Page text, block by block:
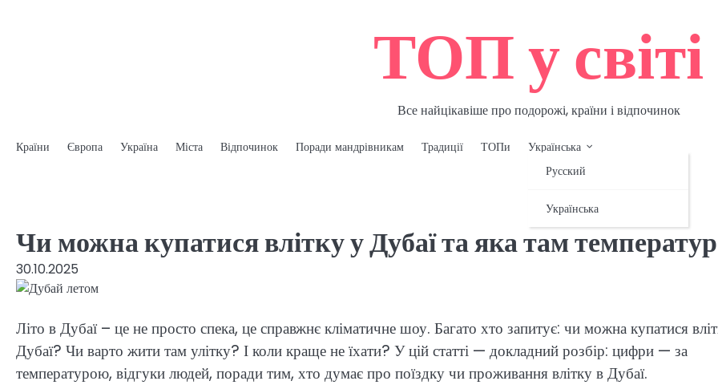
ТОП у світі
Все найцікавіше про подорожі, країни і відпочинок
Країни Європа Україна Міста Відпочинок Поради мандрівникам Традиції ТОПи
Українська
Русский
Українська
Чи можна купатися влітку у Дубаї та яка там
30.10.2025
Літо в Дубаї – це не просто спека, це справжнє кліматичне шоу. Багато хто запитує: чи можна купатися
Дубаї? Чи варто жити там улітку? І коли краще не їхати? У цій статті — докладний розбір: цифри — за
температурою, відгуки людей, поради тим, хто думає про поїздку чи проживання влітку в Дубаї.